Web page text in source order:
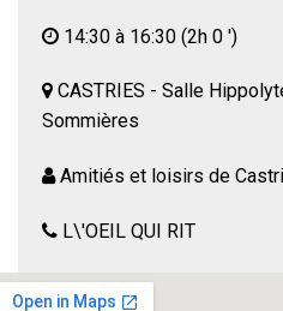
14:30 à 16:30 (2h 0 ')
CASTRIES - Salle
Sommières
Amitiés et loisirs de
L\'OEIL QUI RIT